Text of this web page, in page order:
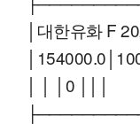
│대한유화 F
│ │ │0 │││